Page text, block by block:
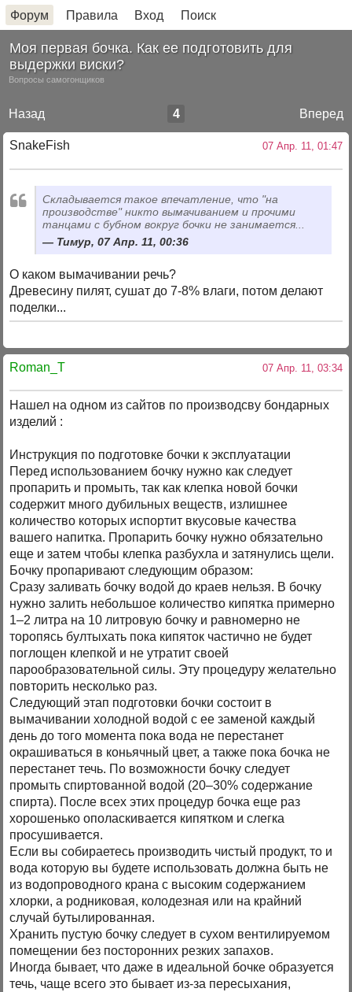
Форум Правила Вход Поиск
Моя первая бочка. Как ее подготовить для
выдержки виски?
Вопросы самогонщиков
Назад Вперед
4
SnakeFish 07 Апр. 11, 01:47
Складывается такое впечатление, что "на
производстве" никто вымачиванием и прочими
танцами с бубном вокруг бочки не занимается...
Тимур, 07 Апр. 11, 00:36
О каком вымачивании речь?
Древесину пилят, сушат до 7-8% влаги, потом делают
поделки...
Roman_T 07 Апр. 11, 03:34
Нашел на одном из сайтов по производсву бондарных
изделий :
Инструкция по подготовке бочки к эксплуатации
Перед использованием бочку нужно как следует
пропарить и промыть, так как клепка новой бочки
содержит много дубильных веществ, излишнее
количество которых испортит вкусовые качества
вашего напитка. Пропарить бочку нужно обязательно
еще и затем чтобы клепка разбухла и затянулись щели.
Бочку пропаривают следующим образом:
Сразу заливать бочку водой до краев нельзя. В бочку
нужно залить небольшое количество кипятка примерно
1–2 литра на 10 литровую бочку и равномерно не
торопясь бултыхать пока кипяток частично не будет
поглощен клепкой и не утратит своей
парообразовательной силы. Эту процедуру желательно
повторить несколько раз.
Следующий этап подготовки бочки состоит в
вымачивании холодной водой с ее заменой каждый
день до того момента пока вода не перестанет
окрашиваться в коньячный цвет, а также пока бочка не
перестанет течь. По возможности бочку следует
промыть спиртованной водой (20–30% содержание
спирта). После всех этих процедур бочка еще раз
хорошенько ополаскивается кипятком и слегка
просушивается.
Если вы собираетесь производить чистый продукт, то и
вода которую вы будете использовать должна быть не
из водопроводного крана с высоким содержанием
хлорки, а родниковая, колодезная или на крайний
случай бутылированная.
Хранить пустую бочку следует в сухом вентилируемом
помещении без посторонних резких запахов.
Иногда бывает, что даже в идеальной бочке образуется
течь, чаще всего это бывает из-за пересыхания,